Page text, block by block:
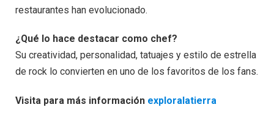
restaurantes han evolucionado.
¿Qué lo hace destacar como chef?
Su creatividad, personalidad, tatuajes y estilo de estrella
de rock lo convierten en uno de los favoritos de los fans.
Visita para más información exploralatierra